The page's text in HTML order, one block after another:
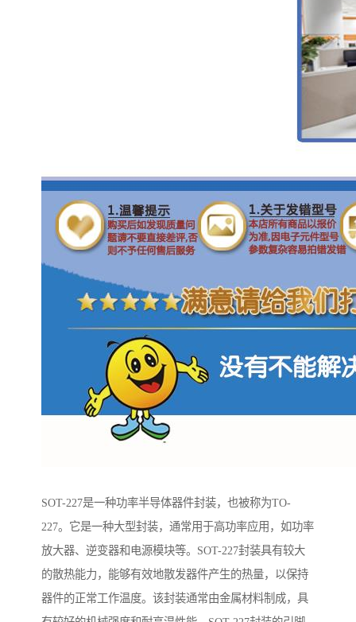
SOT-227是一种功率半导体器件封装，也被称为TO-
227。它是一种大型封装，通常用于高功率应用，如功率
放大器、逆变器和电源模块等。SOT-227封装具有较大
的散热能力，能够有效地散发器件产生的热量，以保持
器件的正常工作温度。该封装通常由金属材料制成，具